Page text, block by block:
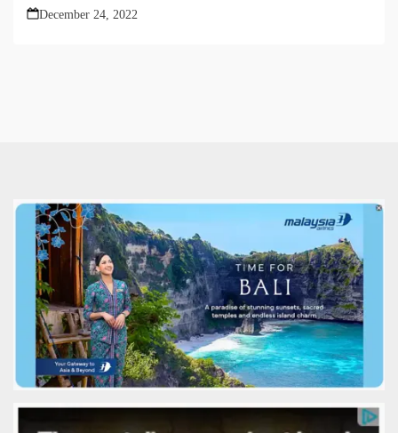
December 24, 2022